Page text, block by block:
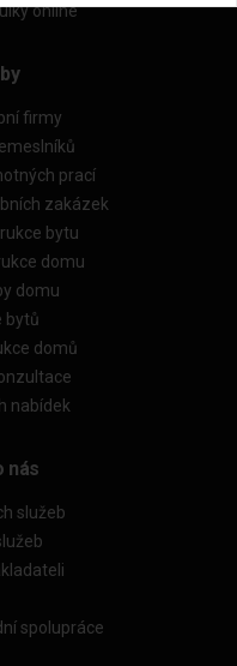
online
firmy
prací
zakázek
bytu
domu
domu
bytů
domů
nabídek
nás
služeb
spolupráce